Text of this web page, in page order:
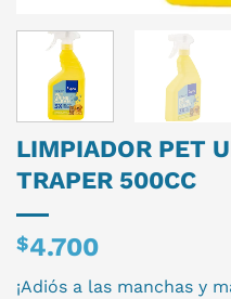
LIMPIADOR PET
TRAPER 500CC
$4.700
¡Adiós a las manchas y